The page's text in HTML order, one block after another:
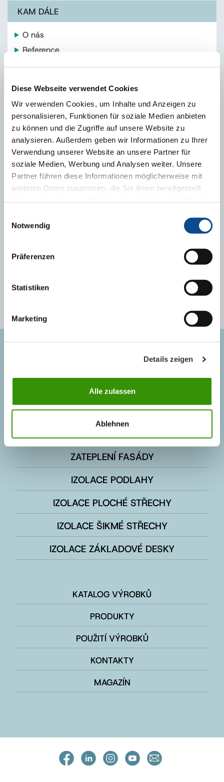
Diese Webseite verwendet Cookies
Wir verwenden Cookies, um Inhalte und Anzeigen zu
personalisieren, Funktionen für soziale Medien anbieten
zu können und die Zugriffe auf unsere Website zu
analysieren. Außerdem geben wir Informationen zu Ihrer
Verwendung unserer Website an unsere Partner für
soziale Medien, Werbung und Analysen weiter. Unsere
Partner führen diese Informationen möglicherweise mit
weiteren Daten zusammen, die Sie ihnen bereitgestellt
Notwendig
Präferenzen
Statistiken
Marketing
Details zeigen
Alle zulassen
Ablehnen
KAM DÁLE
O nás
Reference
Historie
Kariéra
KE STAŽENÍ
Katalog výrobků Austrotherm
Prohlášení o vlastnostech
Informace o ochraně osobních údajů
ZATEPLENÍ FASÁDY
IZOLACE PODLAHY
IZOLACE PLOCHÉ STŘECHY
IZOLACE ŠIKMÉ STŘECHY
IZOLACE ZÁKLADOVÉ DESKY
KATALOG VÝROBKŮ
PRODUKTY
POUŽITÍ VÝROBKŮ
KONTAKTY
MAGAZÍN